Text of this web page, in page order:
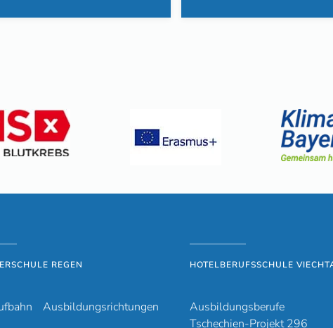
REGEN
Ausbildungsrichtungen
HOTELBERUFSSCHULE
Ausbildungsberufe
Tschechien-Projekt 296